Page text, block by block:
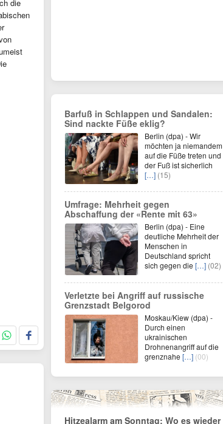
die
Barfuß in Schlappen und Sandalen:
Sind nackte Füße eklig?
Berlin (dpa) - Wir
möchten ja niemandem
auf die Füße treten und
der Fuß ist sicherlich
[…] (15)
Umfrage: Mehrheit gegen
Abschaffung der «Rente mit 63»
Berlin (dpa) - Eine
deutliche Mehrheit der
Menschen in
Deutschland spricht
sich gegen die […] (02)
Verletzte bei Angriff auf russische
Grenzstadt Belgorod
Moskau/Kiew (dpa) -
Durch einen
ukrainischen
Drohnenangriff auf die
grenznahe […] (00)
Hitzealarm am Sonntag: Wo es wieder